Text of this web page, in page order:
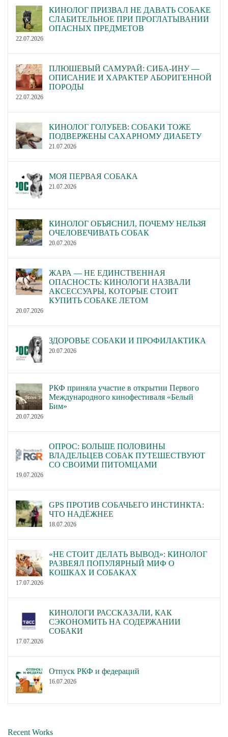
КИНОЛОГ ПРИЗВАЛ НЕ ДАВАТЬ СОБАКЕ
СЛАБИТЕЛЬНОЕ ПРИ ПРОГЛАТЫВАНИИ
ОПАСНЫХ ПРЕДМЕТОВ
22.07.2026
ПЛЮШЕВЫЙ САМУРАЙ: СИБА-ИНУ —
ОПИСАНИЕ И ХАРАКТЕР АБОРИГЕННОЙ
ПОРОДЫ
22.07.2026
КИНОЛОГ ГОЛУБЕВ: СОБАКИ ТОЖЕ
ПОДВЕРЖЕНЫ САХАРНОМУ ДИАБЕТУ
21.07.2026
МОЯ ПЕРВАЯ СОБАКА
21.07.2026
КИНОЛОГ ОБЪЯСНИЛ, ПОЧЕМУ НЕЛЬЗЯ
ОЧЕЛОВЕЧИВАТЬ СОБАК
20.07.2026
ЖАРА — НЕ ЕДИНСТВЕННАЯ
ОПАСНОСТЬ: КИНОЛОГИ НАЗВАЛИ
АКСЕССУАРЫ, КОТОРЫЕ СТОИТ
КУПИТЬ СОБАКЕ ЛЕТОМ
20.07.2026
ЗДОРОВЬЕ СОБАКИ И ПРОФИЛАКТИКА
20.07.2026
РКФ приняла участие в открытии Первого
Международного кинофестиваля «Белый
Бим»
20.07.2026
ОПРОС: БОЛЬШЕ ПОЛОВИНЫ
ВЛАДЕЛЬЦЕВ СОБАК ПУТЕШЕСТВУЮТ
СО СВОИМИ ПИТОМЦАМИ
19.07.2026
GPS ПРОТИВ СОБАЧЬЕГО ИНСТИНКТА:
ЧТО НАДЁЖНЕЕ
18.07.2026
«НЕ СТОИТ ДЕЛАТЬ ВЫВОД»: КИНОЛОГ
РАЗВЕЯЛ ПОПУЛЯРНЫЙ МИФ О
КОШКАХ И СОБАКАХ
17.07.2026
КИНОЛОГИ РАССКАЗАЛИ, КАК
СЭКОНОМИТЬ НА СОДЕРЖАНИИ
СОБАКИ
17.07.2026
Отпуск РКФ и федераций
16.07.2026
Recent Works